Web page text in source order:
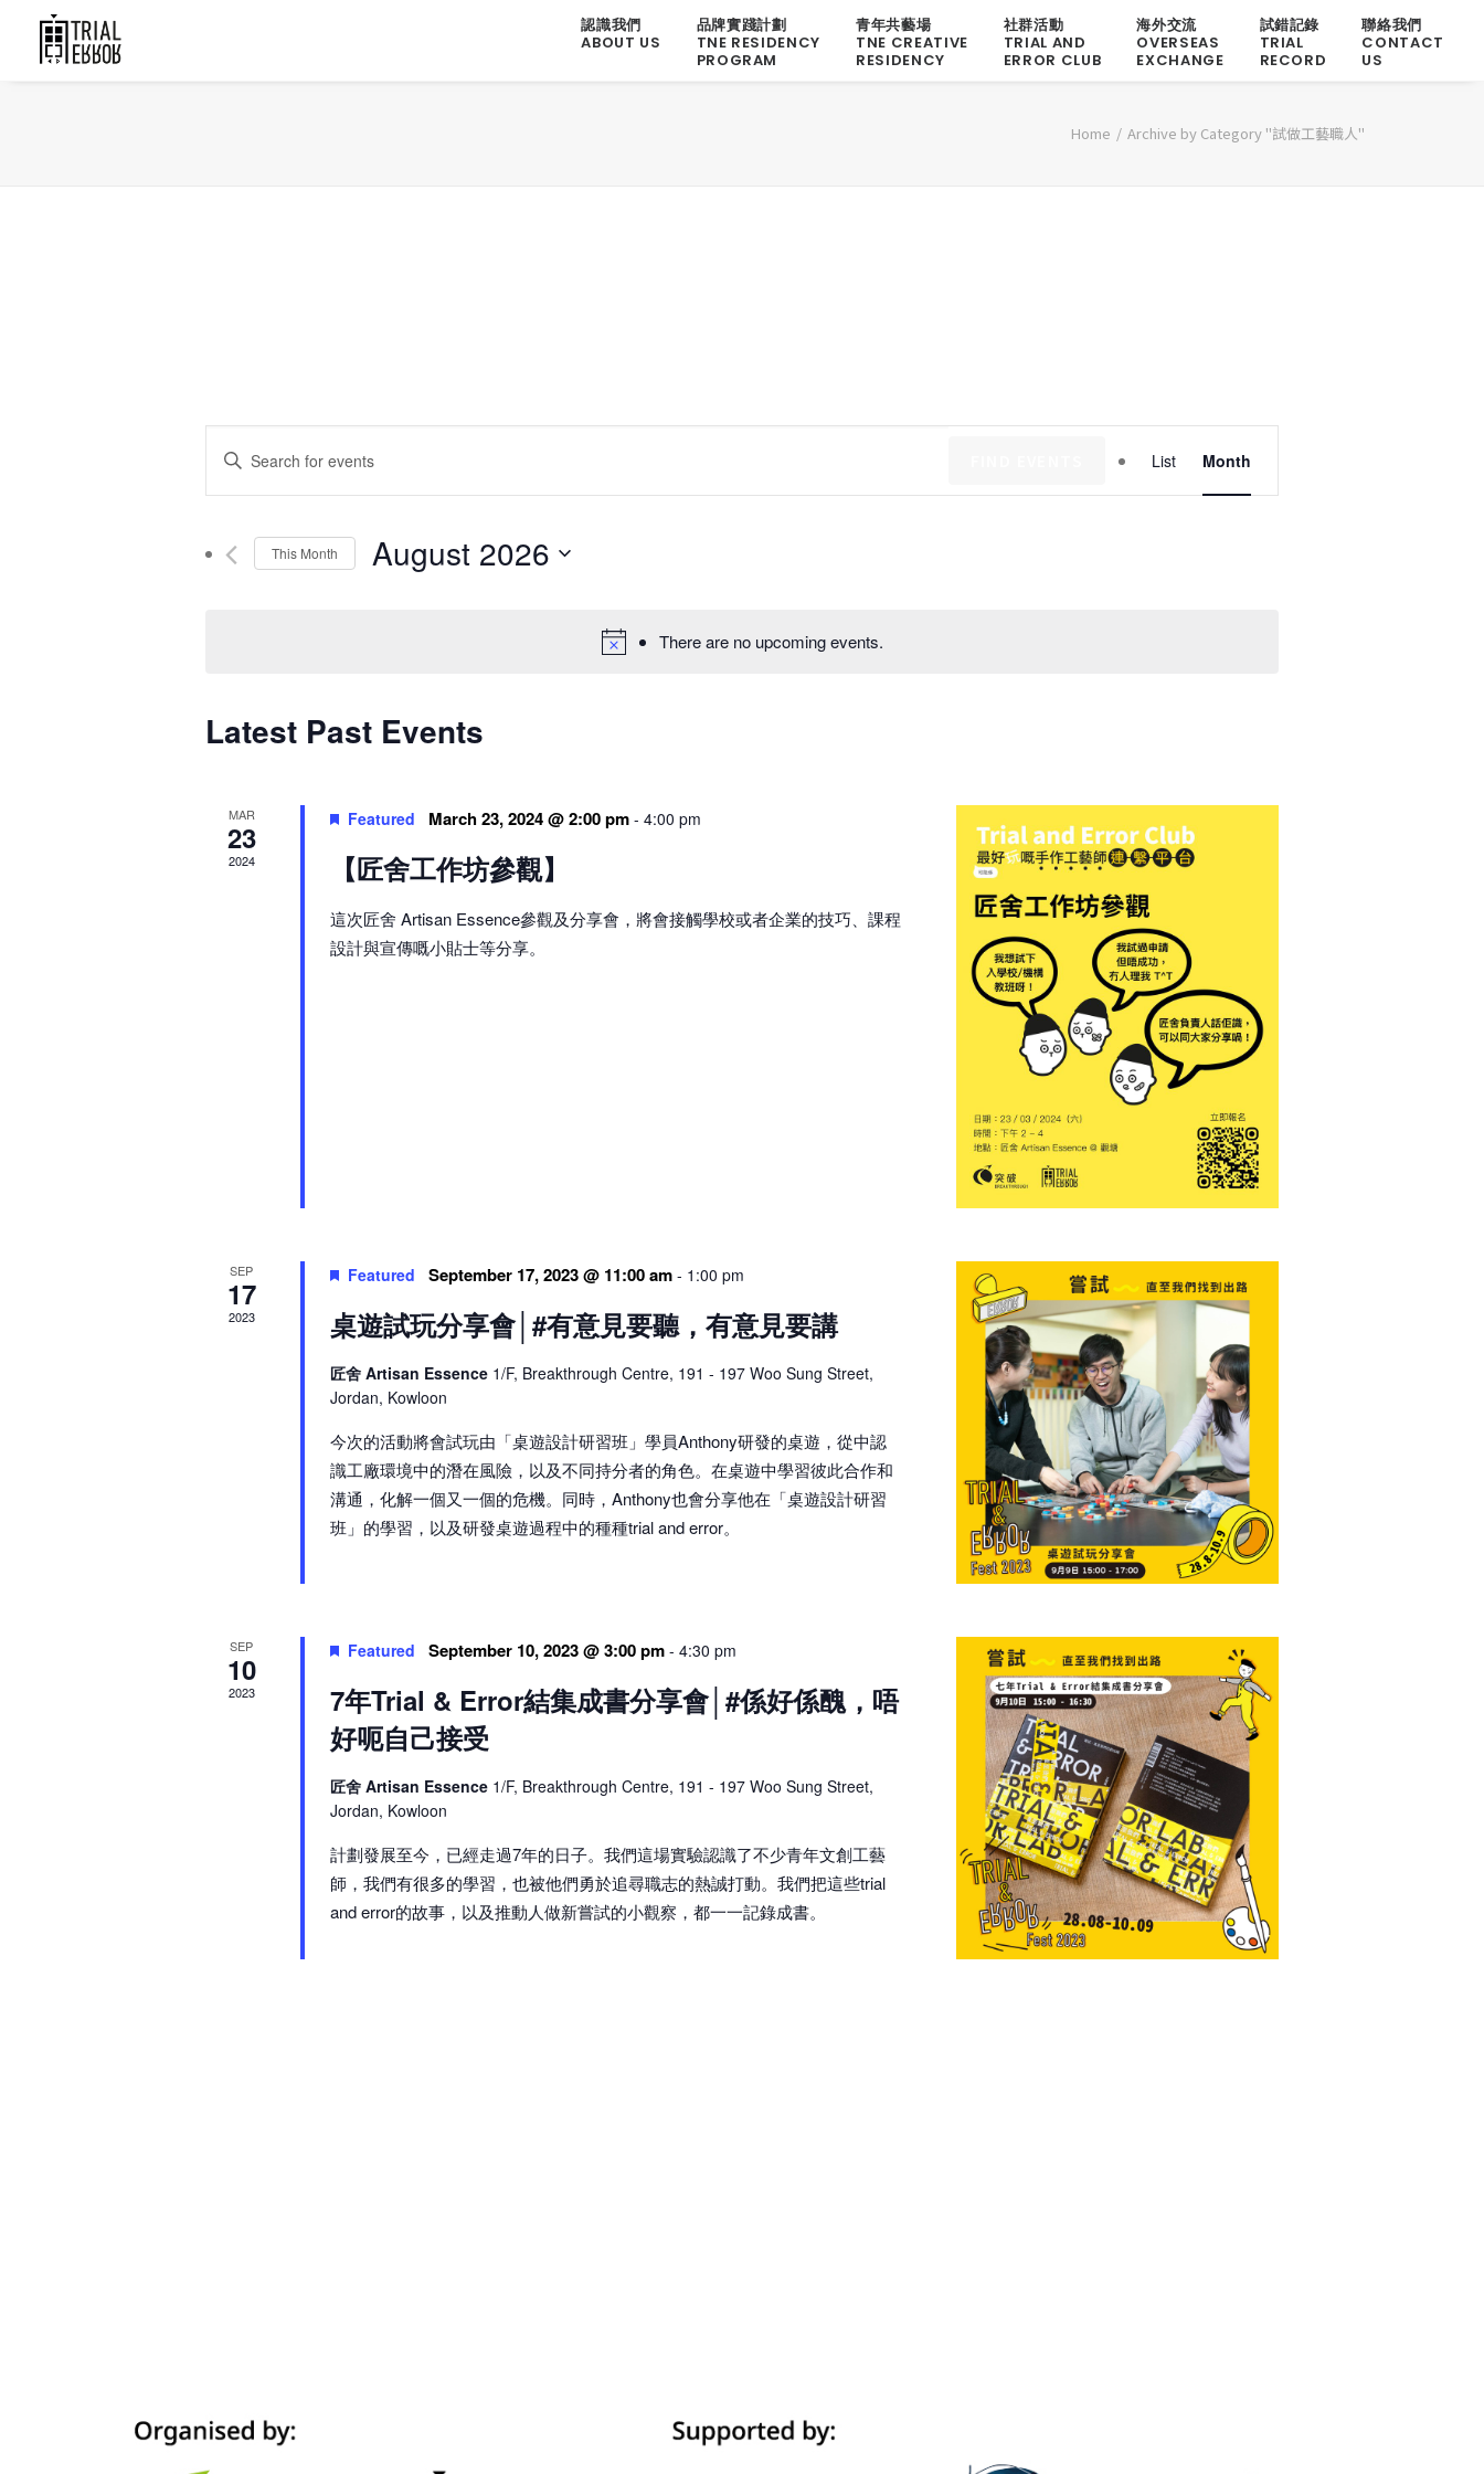
認識我們
ABOUT US
品牌實踐計劃
TNE RESIDENCY
PROGRAM
青年共藝場
TNE CREATIVE
RESIDENCY
社群活動
TRIAL AND
ERROR CLUB
海外交流
OVERSEAS
EXCHANGE
試錯記錄
TRIAL
RECORD
聯絡我們
CONTACT
US
Home Archive by Category "試做工藝職人"
There are no upcoming events.
Events
Search
Views
Enter
Events
Views
Navigation
List Month
This Month August 2026
Latest Past Events
MAR
23
2024
Featured March 23, 2024 @ 2:00 pm -4:00 pm
【匠舍工作坊參觀】
這次匠舍 Artisan Essence參觀及分享會，將會接觸學校或者企業的技巧、課程
設計與宣傳嘅小貼士等分享。
SEP
17
2023
Featured September 17, 2023 @ 11:00 am - 1:00 pm
桌遊試玩分享會│#有意見要聽，有意見要講
匠舍 Artisan Essence 1/F, Breakthrough Centre, 191 - 197 Woo Sung Street,
Jordan, Kowloon
今次的活動將會試玩由「桌遊設計研習班」學員Anthony研發的桌遊，從中認
識工廠環境中的潛在風險，以及不同持分者的角色。在桌遊中學習彼此合作和
溝通，化解一個又一個的危機。同時，Anthony也會分享他在「桌遊設計研習
班」的學習，以及研發桌遊過程中的種種trial and error。
SEP
10
2023
Featured September 10, 2023 @ 3:00 pm -4:30 pm
7年Trial & Error結集成書分享會│#係好係醜，唔
好呃自己接受
匠舍 Artisan Essence 1/F, Breakthrough Centre, 191 - 197 Woo Sung Street,
Jordan, Kowloon
計劃發展至今，已經走過7年的日子。我們這場實驗認識了不少青年文創工藝
師，我們有很多的學習，也被他們勇於追尋職志的熱誠打動。我們把這些trial
and error的故事，以及推動人做新嘗試的小觀察，都一一記錄成書。